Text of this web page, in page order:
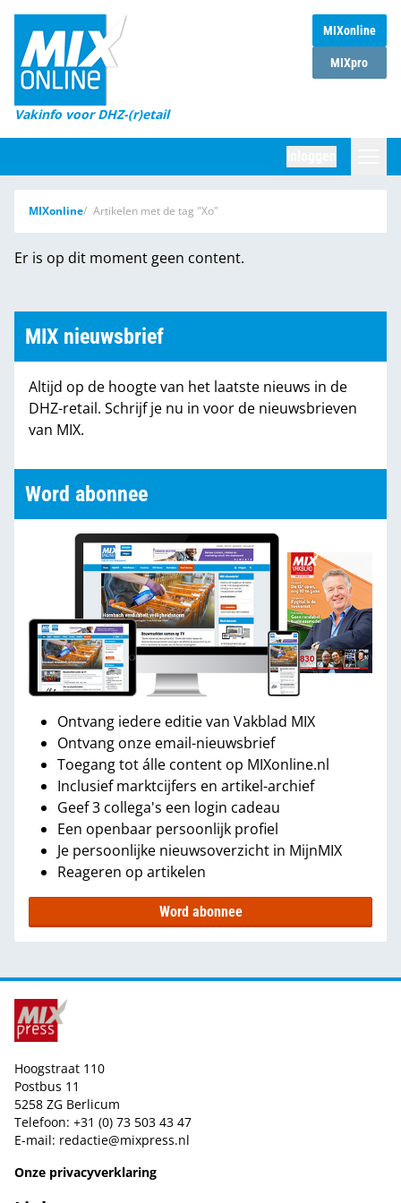
MIXonline
MIXpro
Vakinfo voor DHZ-(r)etail
Home
Magazines
DHZ Sessie
Marktcijfers
Word abonnee
MIXonline Artikelen met de tag "Xo"
Er is op dit moment geen content.
MIX nieuwsbrief
Altijd op de hoogte van het laatste nieuws in de
DHZ-retail. Schrijf je nu in voor de nieuwsbrieven
van MIX.
Word abonnee
Ontvang iedere editie van Vakblad MIX
Ontvang onze email-nieuwsbrief
Toegang tot álle content op MIXonline.nl
Inclusief marktcijfers en artikel-archief
Geef 3 collega's een login cadeau
Een openbaar persoonlijk profiel
Je persoonlijke nieuwsoverzicht in MijnMIX
Reageren op artikelen
Word abonnee
Hoogstraat 110
Postbus 11
5258 ZG Berlicum
Telefoon: +31 (0) 73 503 43 47
E-mail: redactie@mixpress.nl
Onze privacyverklaring